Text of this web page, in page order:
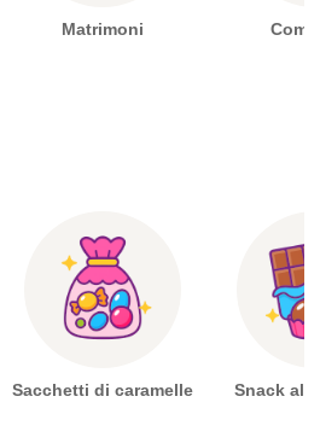
Matrimoni
Sacchetti di caramelle Snack al